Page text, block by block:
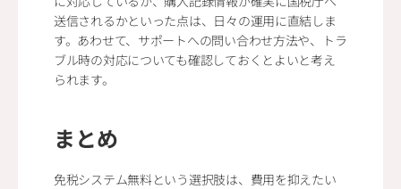
送信されるかといった点は、日々の運用に直結しま
す。あわせて、サポートへの問い合わせ方法や、トラ
ブル時の対応についても確認しておくとよいと考え
られます。
まとめ
免税システム無料という選択肢は、費用を抑えたい